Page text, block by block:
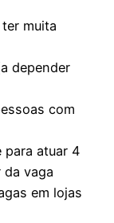
muita
depender
com
para atuar 4
vaga
em lojas